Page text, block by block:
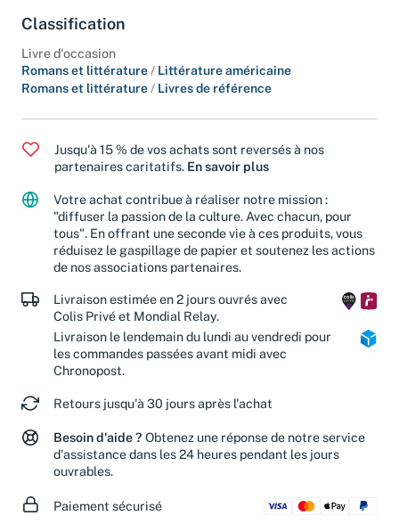
Classification
Livre d'occasion
Romans et littérature / Littérature américaine
Romans et littérature / Livres de référence
Jusqu'à 15 % de vos achats sont reversés à nos
partenaires caritatifs. En savoir plus
Votre achat contribue à réaliser notre mission :
"diffuser la passion de la culture. Avec chacun, pour
tous". En offrant une seconde vie à ces produits, vous
réduisez le gaspillage de papier et soutenez les actions
de nos associations partenaires.
Livraison estimée en 2 jours ouvrés avec
Colis Privé et Mondial Relay.
Livraison le lendemain du lundi au vendredi pour
les commandes passées avant midi avec
Chronopost.
Retours jusqu'à 30 jours après l'achat
Besoin d'aide ? Obtenez une réponse de notre service
d'assistance dans les 24 heures pendant les jours
ouvrables.
Paiement sécurisé